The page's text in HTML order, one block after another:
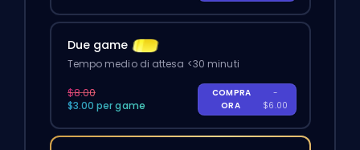
Due game
Tempo medio di attesa <30 minuti
$8.00
$3.00 per game
COMPRA
ORA
-
$6.00